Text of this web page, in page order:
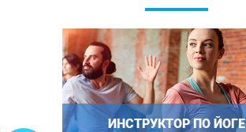
ИНСТРУКТОР ПО ЙОГЕ